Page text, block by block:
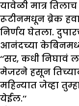
यावेळी मात्र
रूटीनमधून ब्रेक
निर्णय घेतला.
आनंदच्या
‘‘सर, कधी निघावं
मेजरने हसून
महिन्यात जेव्हा
येईल.’’